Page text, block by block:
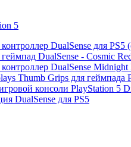
5
DualSense для
DualSense - Cosmic
DualSense
Thumb Grips для геймпада
консоли PlayStation 5
DualSense для PS5